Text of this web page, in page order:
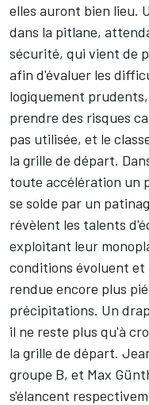
elles auront bien lieu.
dans la pitlane,
sécurité, qui vient de
afin d'évaluer les
logiquement
prendre des risques
pas utilisée, et le
la grille de départ.
toute accélération un
se solde par un
révèlent les talents
exploitant leur
conditions évoluent et
rendue encore plus
précipitations. Un
il ne reste plus qu'à
la grille de départ.
groupe B, et Max
s'élancent